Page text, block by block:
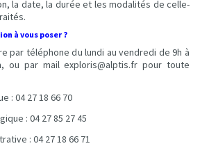
la date, la durée et les modalités de celle-
à vous poser ?
par téléphone du lundi au vendredi de 9h à
ou par mailexploris@alptis.fr pour toute
: 04 27 18 66 70
: 04 27 85 27 45
: 04 27 18 66 71